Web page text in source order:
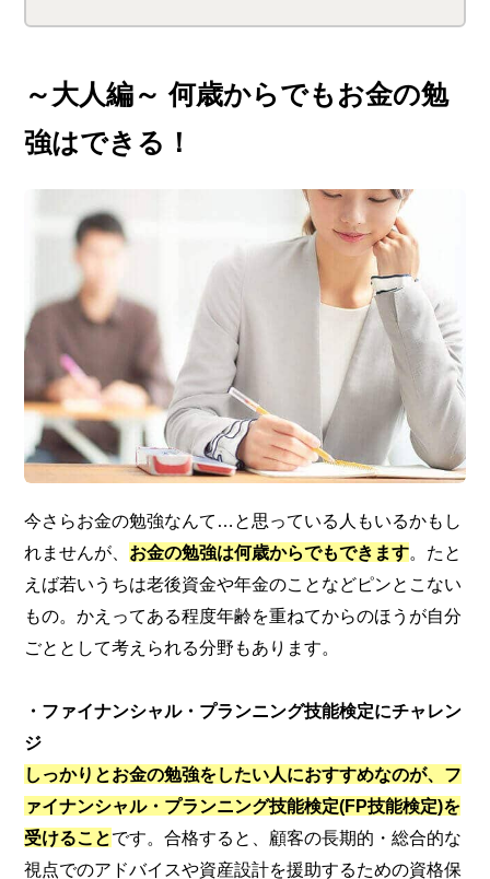
要なのか、どんなメリットがあ
ています。iDeCo最大の特徴で
わせたシミュレーションができ
のかまずはチェック
～大人編～ 何歳からでもお金の勉
強はできる！
今さらお金の勉強なんて…と思っている人もいるかもし
れませんが、 お金の勉強は何歳からでもできます。たと
えば若いうちは老後資金や年金のことなどピンとこない
もの。かえってある程度年齢を重ねてからのほうが自分
ごととして考えられる分野もあります。
・ファイナンシャル・プランニング技能検定にチャレン
ジ
しっかりとお金の勉強をしたい人におすすめなのが、フ
ァイナンシャル・プランニング技能検定(FP技能検定)を
受けることです。合格すると、顧客の長期的・総合的な
視点でのアドバイスや資産設計を援助するための資格保